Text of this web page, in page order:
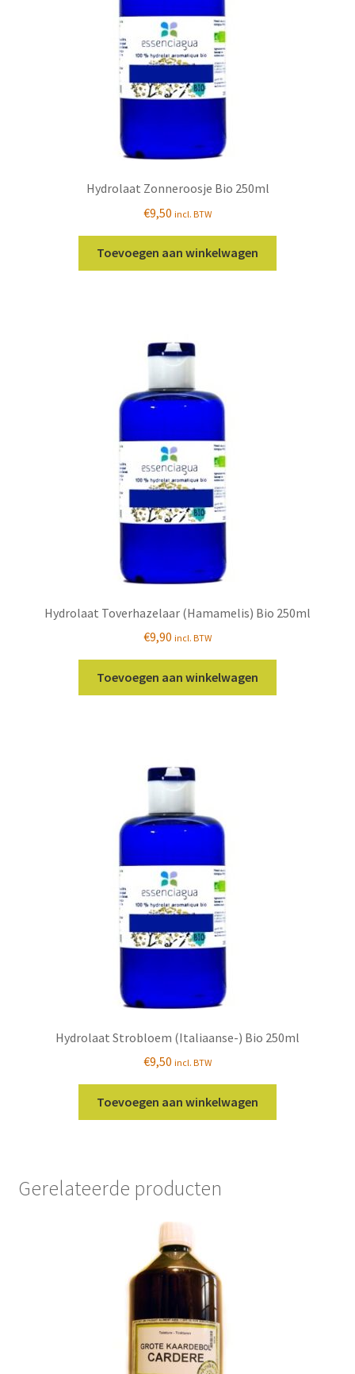
Hydrolaat Zonneroosje Bio 250ml
€9,50 incl. BTW
Toevoegen aan winkelwagen
Hydrolaat Toverhazelaar (Hamamelis) Bio 250ml
€9,90 incl. BTW
Toevoegen aan winkelwagen
Hydrolaat Strobloem (Italiaanse-) Bio 250ml
€9,50 incl. BTW
Toevoegen aan winkelwagen
Gerelateerde producten